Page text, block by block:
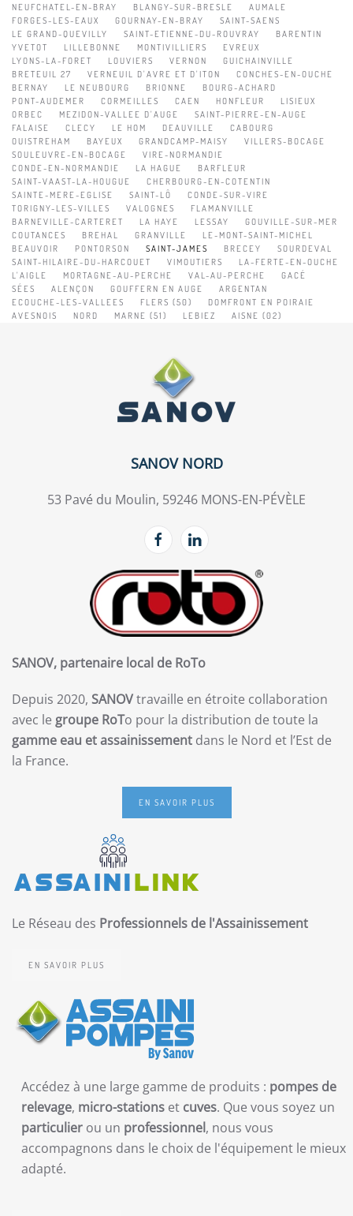
NEUFCHATEL-EN-BRAY
BLANGY-SUR-BRESLE
AUMALE
FORGES-LES-EAUX
GOURNAY-EN-BRAY
SAINT-SAENS
LE GRAND-QUEVILLY
SAINT-ETIENNE-DU-ROUVRAY
BARENTIN
YVETOT
LILLEBONNE MONTIVILLIERS
EVREUX
LYONS-LA-FORET
LOUVIERS VERNON
GUICHAINVILLE
BRETEUIL 27
VERNEUIL D'AVRE ET D'ITON
CONCHES-EN-OUCHE
BERNAY
LE NEUBOURG BRIONNE
BOURG-ACHARD
PONT-AUDEMER
CORMEILLES CAEN HONFLEUR
LISIEUX
ORBEC
MEZIDON-VALLEE D'AUGE
SAINT-PIERRE-EN-AUGE
FALAISE
CLECY LE HOM DEAUVILLE
CABOURG
OUISTREHAM
BAYEUX GRANDCAMP-MAISY
VILLERS-BOCAGE
SOULEUVRE-EN-BOCAGE
VIRE-NORMANDIE
CONDE-EN-NORMANDIE
LA HAGUE
BARFLEUR
SAINT-VAAST-LA-HOUGUE
CHERBOURG-EN-COTENTIN
SAINTE-MERE-EGLISE
SAINT-LÔ
CONDE-SUR-VIRE
TORIGNY-LES-VILLES
VALOGNES
FLAMANVILLE
BARNEVILLE-CARTERET
LA HAYE LESSAY
GOUVILLE-SUR-MER
COUTANCES
BREHAL GRANVILLE
LE-MONT-SAINT-MICHEL
BEAUVOIR
PONTORSON SAINT-JAMES BRECEY
SOURDEVAL
SAINT-HILAIRE-DU-HARCOUET
VIMOUTIERS
LA-FERTE-EN-OUCHE
L'AIGLE
MORTAGNE-AU-PERCHE VAL-AU-PERCHE
GACÉ
SÉES
ALENÇON GOUFFERN EN AUGE
ARGENTAN
ECOUCHE-LES-VALLEES
FLERS (50)
DOMFRONT EN POIRAIE
AVESNOIS
NORD MARNE (51) LEBIEZ AISNE (02)
SANOV NORD
53 Pavé du Moulin, 59246 MONS-EN-PÉVÈLE
SANOV, partenaire local de RoTo
Depuis 2020, SANOVtravaille en étroite collaboration
avec le groupe RoTo pour la distribution de toute la
gamme eau et assainissement dans le Nord et l’Est de
la France.
EN SAVOIR PLUS
Le Réseau des Professionnels de l'Assainissement
EN SAVOIR PLUS
Accédez à une large gamme de produits : pompes de
relevage, micro-stations et cuves. Que vous soyez un
particulier ou un professionnel, nous vous
accompagnons dans le choix de l'équipement le mieux
adapté.